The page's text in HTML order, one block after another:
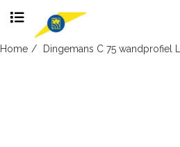
Skip
Home Dingemans C 75 wandprofiel